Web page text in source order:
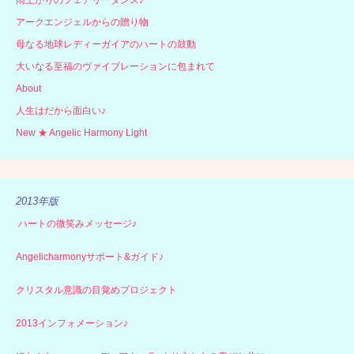
アークエンジェルからの贈り物
母なる地球レディーガイアのハートの鼓動
大いなる至福のヴァイブレーションに包まれて
About
人生はだから面白い♪
New ★ Angelic Harmony Light
2013年版
ハートの微笑みメッセージ♪
Angelicharmonyサポート&ガイド♪
クリスタル意識の目覚めプロジェクト
2013インフォメーション♪